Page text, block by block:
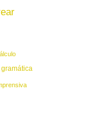
gramática